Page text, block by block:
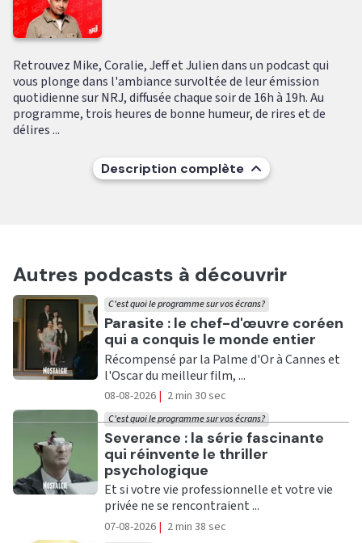
Retrouvez Mike, Coralie, Jeff et Julien dans un podcast qui
vous plonge dans l'ambiance survoltée de leur émission
quotidienne sur NRJ, diffusée chaque soir de 16h à 19h. Au
programme, trois heures de bonne humeur, de rires et de
délires ...
Description complète
Autres podcasts à découvrir
Ecouter
Parasite : le chef-d'œuvre coréen
qui a conquis le monde entier
C'est quoi le programme sur vos écrans?
Récompensé par la Palme d'Or à Cannes et
l'Oscar du meilleur film, ...
08-08-2026 | 2 min 30 sec
Ecouter
Severance : la série fascinante
qui réinvente le thriller
psychologique
C'est quoi le programme sur vos écrans?
Et si votre vie professionnelle et votre vie
privée ne se rencontraient ...
07-08-2026 | 2 min 38 sec